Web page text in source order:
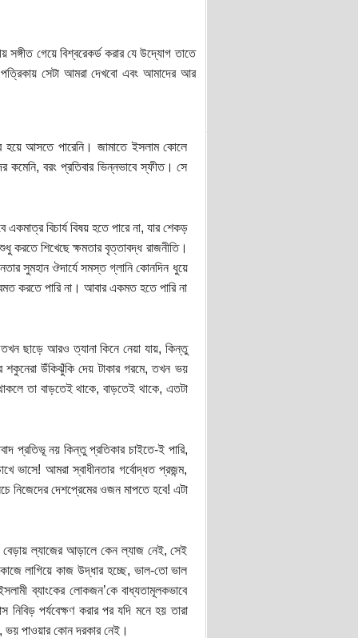
সঙ্গীত গেয়ে বিশ্বরেকর্ড করার যে উদ্যোগ তাতে
পত্রিকায় সেটা আমরা দেখবো এবং আমাদের আর
আসতে পারেনি। জামাতে ইসলাম কোলে
কমেনি, বরং প্রতিবার ভিন্নভাবে স্ফীত। সে
বিচার্য বিষয় হতে পারে না, যার শেকড়
করতে শিখেছে ক্ষমতার বৃত্তাবদ্ধ রাজনীতি।
সুমহান ঔদার্যে সমস্ত গ্লানি কোনদিন ধুয়ে
করতে পারি না। আবার একমত হতে পারি না
তখন ছাড়ে আরও ত্যানা কিনে নেয়া যায়, কিন্তু
শকুনেরা উঁকিঝুঁকি দেয় টাকার গরমে, তখন ভয়
তা বাড়তেই থাকে, বাড়তেই থাকে, এতটা
প্রতিভূ নয় কিন্তু প্রতিকার চাইতে-ই পারি,
ভাসে! আমরা স্বাধীনতার গর্বোদ্ধত প্রজন্ম,
নিজেদের দেশপ্রেমের ওজন মাপতে হবে! এটা
বেড়ায় ল্যাজের আড়ালে কেন ল্যাজ নেই, সেই
লাগিয়ে কাজ উদ্ধার হচ্ছে, ভাল-তো ভাল
ব্যাংকের লোকজন’কে বাধ্যতামূলকভাবে
পর্যবেক্ষণ করার পর যদি মনে হয় তারা
ভয় পাওয়ার কোন দরকার নেই।